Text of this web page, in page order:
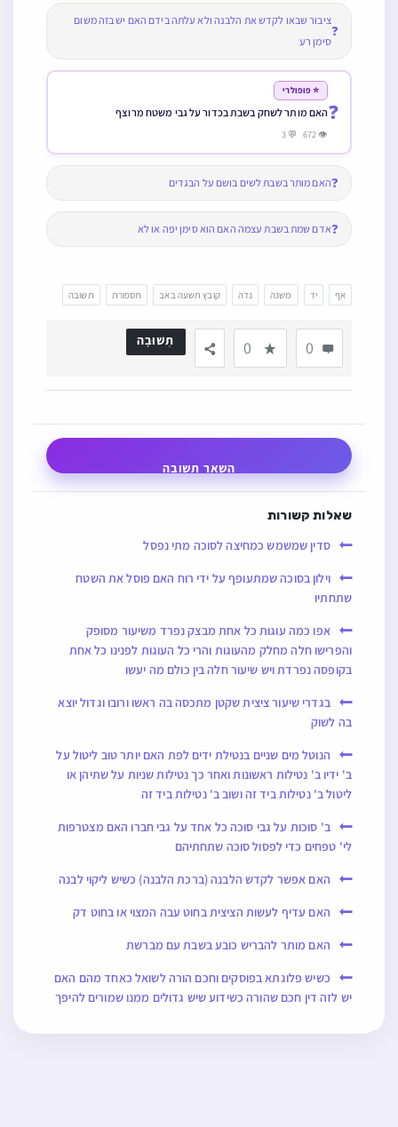
❓
ציבור שבאו לקדש את הלבנה ולא עלתה בידם האם יש בזה משום
סימן רע
❓
⭐ פופולרי
האם מותר לשחק בשבת בכדור על גבי משטח מרוצף
👁 672 💬 3
❓האם מותר בשבת לשים בושם על הבגדים
❓אדם שמת בשבת עצמה האם הוא סימן יפה או לא
אף יד משנה נדה קובץ תשעה באב תספורת תשובה
0
0 תְשׁוּבָה
השאר תשובה
שאלות קשורות
סדין שמשמש כמחיצה לסוכה מתי נפסל
וילון בסוכה שמתעופף על ידי רוח האם פוסל את השטח
שתחתיו
אפו כמה עוגות כל אחת מבצק נפרד משיעור מסופק
והפרישו חלה מחלק מהעוגות והרי כל העוגות לפנינו כל אחת
בקופסה נפרדת ויש שיעור חלה בין כולם מה יעשו
בגדרי שיעור ציצית שקטן מתכסה בה ראשו ורובו וגדול יוצא
בה לשוק
הנוטל מים שניים בנטילת ידים לפת האם יותר טוב ליטול על
ב' ידיו ב' נטילות ראשונות ואחר כך נטילות שניות על שתיהן או
ליטול ב' נטילות ביד זה ושוב ב' נטילות ביד זה
ב' סוכות על גבי סוכה כל אחד על גבי חברו האם מצטרפות
לי' טפחים כדי לפסול סוכה שתחתיהם
האם אפשר לקדש הלבנה (ברכת הלבנה) כשיש ליקוי לבנה
האם עדיף לעשות הציצית בחוט עבה המצוי או בחוט דק
האם מותר להבריש כובע בשבת עם מברשת
כשיש פלוגתא בפוסקים וחכם הורה לשואל כאחד מהם האם
יש לזה דין חכם שהורה כשידוע שיש גדולים ממנו שמורים להיפך